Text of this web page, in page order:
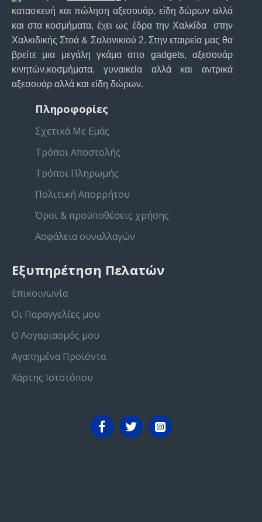
κατασκευή και πώληση αξεσουάρ, είδη δώρων αλλά
και στα κοσμήματα, έχει ως έδρα την Χαλκίδα στην
Χαλκιδικής Στοά & Σαλονικιού 2. Στην εταιρεία μας θα
βρείτε μια μεγάλη γκάμα απο gadgets, αξεσουάρ
κινητών,κοσμήματα, γυναικεία αλλά και αντρικά
αξεσουάρ αλλά και είδη δώρων.
Πληροφορίες
Σχετικά Με Εμάς
Τρόποι Αποστολής
Τρόποι Πληρωμής
Πολιτική Απορρήτου
Όροι & προϋποθέσεις χρήσης
Ασφάλεια συναλλαγών
Εξυπηρέτηση Πελατών
Επικοινωνία
Οι Παραγγελίες μου
Ο Λογαριασμός μου
Αγαπημένα Προϊόντα
Χάρτης Ιστοτόπου